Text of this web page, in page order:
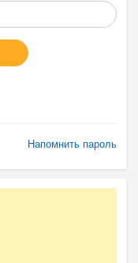
Напомнить пароль